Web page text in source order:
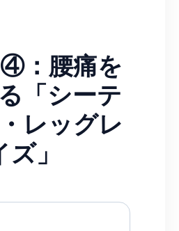
：腰痛を
「シーテ
レッグレ
ズ」